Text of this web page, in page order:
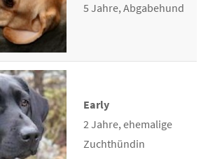
5 Jahre, Abgabehund
Early
2 Jahre, ehemalige
Zuchthündin